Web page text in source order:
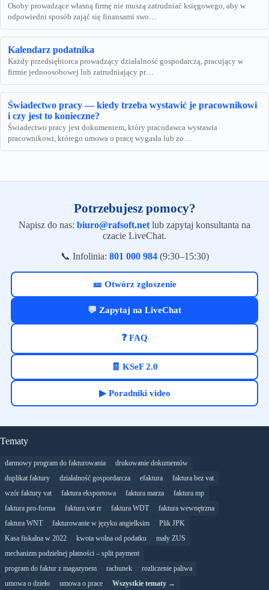
Osoby prowadzące własną firmę nie muszą zatrudniać księgowego, aby w
odpowiedni sposób zająć się finansami swo…
Kalendarz podatnika
Każdy przedsiębiorca prowadzący działalność gospodarczą, pracujący w
firmie jednoosobowej lub zatrudniający pr…
Świadectwo pracy — kiedy trzeba wystawić je pracownikowi
i czy jest to konieczne?
Świadectwo pracy jest dokumentem, który pracodawca wystawia
pracownikowi, którego umowa o pracę wygasła lub zo…
Potrzebujesz pomocy?
Napisz do nas: biuro@rafsoft.net lub zapytaj konsultanta na
czacie LiveChat.
📞 Infolinia: 801 000 984(9:30–15:30)
🎫 Otwórz zgłoszenie
💬 Zapytaj na LiveChat
❓ FAQ
🧾 KSeF 2.0
▶ Poradniki video
Tematy
darmowy program do fakturowania
drukowanie dokumentów
duplikat faktury
działalność gospordarcza efaktura
faktura bez vat
wzór faktury vat
faktura eksportowa faktura marza
faktura mp
faktura pro-forma
faktura vat rr faktura WDT
faktura wewnętrzna
faktura WNT
fakturowanie w języku angielksim
Plik JPK
Kasa fiskalna w 2022
kwota wolna od podatku
mały ZUS
mechanizm podzielnej płatności – split payment
program do faktur z magazynem
rachunek
rozliczenie paliwa
umowa o dzieło
umowa o prace Wszystkie tematy →